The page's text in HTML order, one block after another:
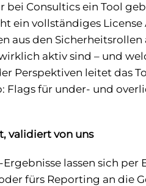
bei Consultics ein Tool
ein vollständiges
aus den
aktiv sind – und
Perspektiven leitet das
Flags für under- und
validiert von uns
lassen sich per
fürs Reporting an die